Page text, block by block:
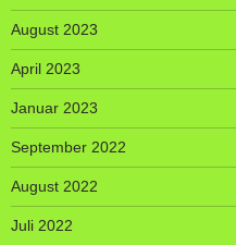
August 2023
April 2023
Januar 2023
September 2022
August 2022
Juli 2022